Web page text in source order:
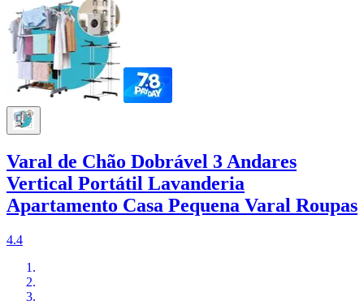
Varal de Chão Dobrável 3 Andares
Vertical Portátil Lavanderia
Apartamento Casa Pequena Varal Roupas
4.4